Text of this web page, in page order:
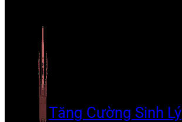
Tăng Cường Sinh Lý